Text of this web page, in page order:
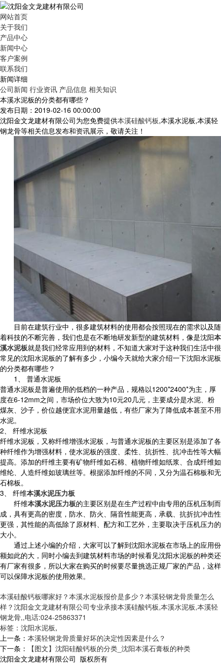
网站首页
关于我们
产品中心
新闻中心
客户案例
联系我们
新闻详细
公司新闻 行业资讯 产品信息 相关知识
本溪水泥板的分类都有哪些？
发布日期：2019-02-16 00:00:00
沈阳金文龙建材有限公司为您免费提供本溪硅酸钙板,本溪水泥板,本溪轻
钢龙骨等相关信息发布和资讯展示，敬请关注！
目前在建筑行业中，很多建筑材料的使用都会按照现在的需求以及随
着科技的不断完善，我们也是在不断地研发新型的建筑材料，像是沈阳本
溪水泥板就是我们经常应用到的材料，不知道大家对于这种我们生活中很
常见的沈阳水泥板的了解有多少，小编今天就给大家介绍一下沈阳水泥板
的分类都有哪些？
1、 普通水泥板
普通水泥板是普遍使用的低档的一种产品，规格以1200*2400*为主，厚
度在6-12mm之间，市场价位大致为10元20几元，主要成分是水泥、粉
煤灰、沙子，价位越便宜水泥用量越低，有些厂家为了降低成本甚至不用
水泥。
2、 纤维水泥板
纤维水泥板，又称纤维增强水泥板，与普通水泥板的主要区别是添加了各
种纤维作为增强材料，使水泥板的强度、柔性、抗折性、抗冲击性等大幅
提高。添加的纤维主要有矿物纤维如石棉、植物纤维如纸浆、合成纤维如
维纶、人造纤维如玻璃丝等。根据添加纤维的不同，又分为温石棉板和无
石棉板。
3、 纤维本溪水泥压力板
纤维本溪水泥压力板的主要区别是在生产过程中由专用的压机压制而
成，具有更高的密度，防水、防火、隔音性能更高，承载、抗折抗冲击性
更强，其性能的高低除了原材料、配方和工艺外，主要取决于压机压力的
大小。
通过上述小编的介绍，大家可以了解到沈阳水泥板在市场上的应用份
额如此的大，同时小编去到建筑材料市场的时候看见沈阳水泥板的种类还
有厂家有很多，所以大家在购买的时候要尽量挑选正规厂家的产品，这样
可以保障水泥板的使用效果。
本溪硅酸钙板哪家好？本溪水泥板报价是多少？本溪轻钢龙骨质量怎么
样？沈阳金文龙建材有限公司专业承接本溪硅酸钙板,本溪水泥板,本溪轻
钢龙骨,,电话:024-25863371
标签： 沈阳水泥板,
上一条： 本溪轻钢龙骨质量好坏的决定性因素是什么？
下一条：
【图文】沈阳硅酸钙板的分类_沈阳本溪石膏板的种类
沈阳金文龙建材有限公司 版权所有